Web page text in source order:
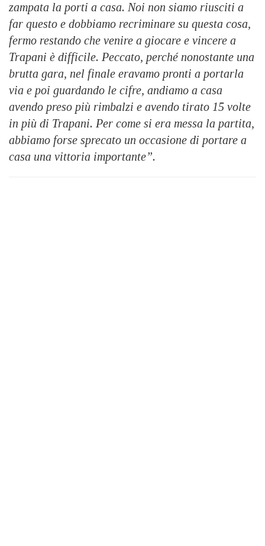
zampata la porti a casa. Noi non siamo riusciti a
far questo e dobbiamo recriminare su questa cosa,
fermo restando che venire a giocare e vincere a
Trapani è difficile. Peccato, perché nonostante una
brutta gara, nel finale eravamo pronti a portarla
via e poi guardando le cifre, andiamo a casa
avendo preso più rimbalzi e avendo tirato 15 volte
in più di Trapani. Per come si era messa la partita,
abbiamo forse sprecato un occasione di portare a
casa una vittoria importante”.